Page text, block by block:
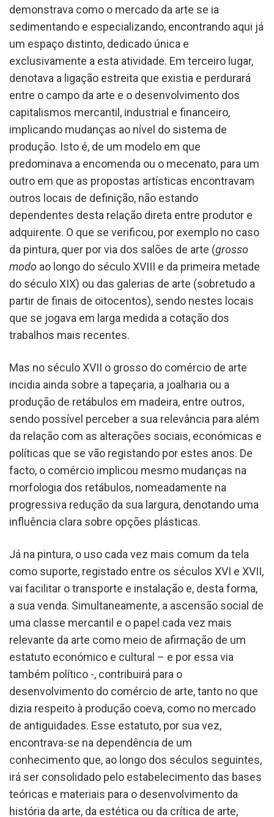
demonstrava como o mercado da arte se ia
sedimentando e especializando, encontrando aqui já
um espaço distinto, dedicado única e
exclusivamente a esta atividade. Em terceiro lugar,
denotava a ligação estreita que existia e perdurará
entre o campo da arte e o desenvolvimento dos
capitalismos mercantil, industrial e financeiro,
implicando mudanças ao nível do sistema de
produção. Isto é, de um modelo em que
predominava a encomenda ou o mecenato, para um
outro em que as propostas artísticas encontravam
outros locais de definição, não estando
dependentes desta relação direta entre produtor e
adquirente. O que se verificou, por exemplo no caso
da pintura, quer por via dos salões de arte (grosso
modo ao longo do século XVIII e da primeira metade
do século XIX) ou das galerias de arte (sobretudo a
partir de finais de oitocentos), sendo nestes locais
que se jogava em larga medida a cotação dos
trabalhos mais recentes.
Mas no século XVII o grosso do comércio de arte
incidia ainda sobre a tapeçaria, a joalharia ou a
produção de retábulos em madeira, entre outros,
sendo possível perceber a sua relevância para além
da relação com as alterações sociais, económicas e
políticas que se vão registando por estes anos. De
facto, o comércio implicou mesmo mudanças na
morfologia dos retábulos, nomeadamente na
progressiva redução da sua largura, denotando uma
influência clara sobre opções plásticas.
Já na pintura, o uso cada vez mais comum da tela
como suporte, registado entre os séculos XVI e XVII,
vai facilitar o transporte e instalação e, desta forma,
a sua venda. Simultaneamente, a ascensão social de
uma classe mercantil e o papel cada vez mais
relevante da arte como meio de afirmação de um
estatuto económico e cultural – e por essa via
também político -, contribuirá para o
desenvolvimento do comércio de arte, tanto no que
dizia respeito à produção coeva, como no mercado
de antiguidades. Esse estatuto, por sua vez,
encontrava-se na dependência de um
conhecimento que, ao longo dos séculos seguintes,
irá ser consolidado pelo estabelecimento das bases
teóricas e materiais para o desenvolvimento da
história da arte, da estética ou da crítica de arte,